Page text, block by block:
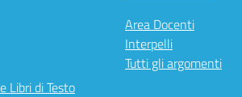
Libri di Testo
Area Docenti
Interpelli
Tutti gli argomenti